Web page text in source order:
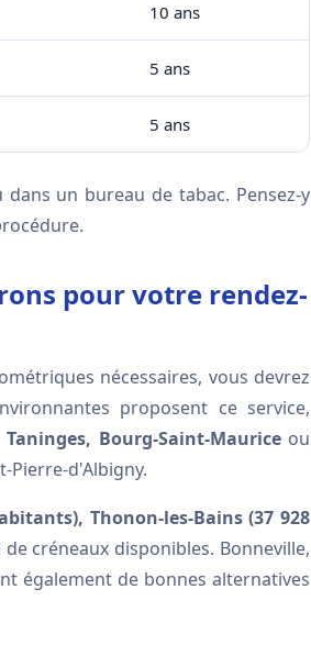
10 ans
5 ans
5 ans
un bureau de tabac. Pensez-y
pour votre rendez-
nécessaires, vous devrez
proposent ce service,
Bourg-Saint-Mauriceou
Pierre-d'Albigny.
Thonon-les-Bains (37 928
créneaux disponibles. Bonneville,
également de bonnes alternatives